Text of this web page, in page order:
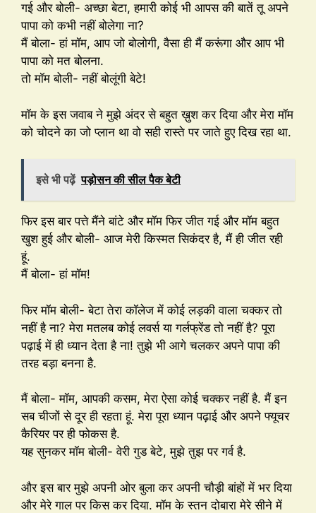
गई और बोली- अच्छा बेटा, हमारी कोई भी आपस की बातें तू अपने
पापा को कभी नहीं बोलेगा ना?
मैं बोला- हां मॉम, आप जो बोलोगी, वैसा ही मैं करूंगा और आप भी
पापा को मत बोलना.
तो मॉम बोली- नहीं बोलूंगी बेटे!
मॉम के इस जवाब ने मुझे अंदर से बहुत ख़ुश कर दिया और मेरा मॉम
को चोदने का जो प्लान था वो सही रास्ते पर जाते हुए दिख रहा था.
इसे भी पढ़ें पड़ोसन की सील पैक बेटी
फिर इस बार पत्ते मैंने बांटे और मॉम फिर जीत गई और मॉम बहुत
खुश हुई और बोली- आज मेरी किस्मत सिकंदर है, मैं ही जीत रही
हूं.
मैं बोला- हां मॉम!
फिर मॉम बोली- बेटा तेरा कॉलेज में कोई लड़की वाला चक्कर तो
नहीं है ना? मेरा मतलब कोई लवर्स या गर्लफ्रेंड तो नहीं है? पूरा
पढ़ाई में ही ध्यान देता है ना! तुझे भी आगे चलकर अपने पापा की
तरह बड़ा बनना है.
मैं बोला- मॉम, आपकी कसम, मेरा ऐसा कोई चक्कर नहीं है. मैं इन
सब चीजों से दूर ही रहता हूं. मेरा पूरा ध्यान पढ़ाई और अपने फ्यूचर
कैरियर पर ही फोकस है.
यह सुनकर मॉम बोली- वेरी गुड बेटे, मुझे तुझ पर गर्व है.
और इस बार मुझे अपनी ओर बुला कर अपनी चौड़ी बांहों में भर दिया
और मेरे गाल पर किस कर दिया. मॉम के स्तन दोबारा मेरे सीने में